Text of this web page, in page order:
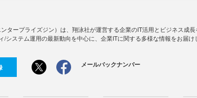
タープライズジン）は、翔泳社が運営する企業のIT活用とビジネス成
/システム運用の最新動向を中心に、企業ITに関する多様な情報をお届け
メールバックナンバー